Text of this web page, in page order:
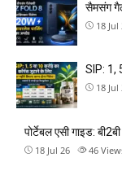
सैमसंग
18 Jul
SIP: 1,
18 Jul
पोर्टेबल एसी गाइड: बी2बी
18 Jul 26 46